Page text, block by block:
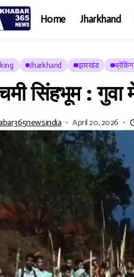
Home Jharkhand
Jharkhand झारखंड ब्रेकिंग
सिंहभूम :
April 20, 2026